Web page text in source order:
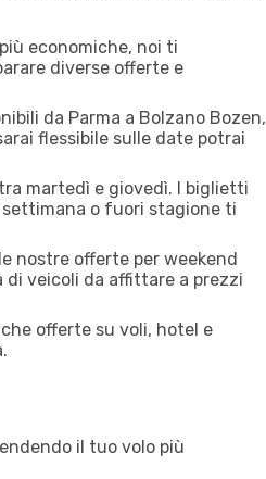
economiche, noi ti
diverse offerte e
da Parma a Bolzano Bozen,
flessibile sulle date potrai
martedì e giovedì. I biglietti
settimana o fuori stagione ti
nostre offerte per weekend
di veicoli da affittare a prezzi
offerte su voli, hotel e
il tuo volo più